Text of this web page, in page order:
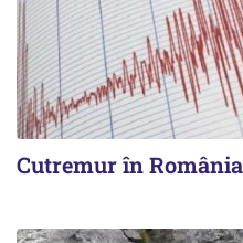
Cutremur în